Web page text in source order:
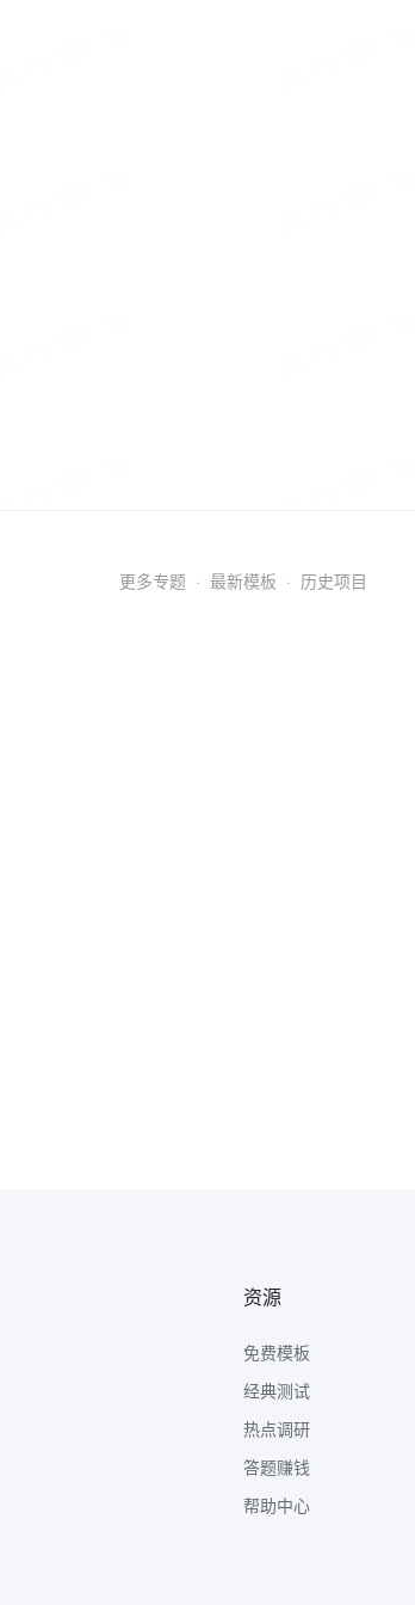
更多专题 · 最新模板 · 历史项目
资源
免费模板
经典测试
热点调研
答题赚钱
帮助中心